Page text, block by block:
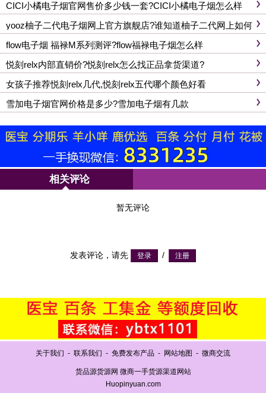
CICI小橘电子烟官网售价多少钱一套?CICI小橘电子烟怎么样
yooz柚子二代电子烟网上官方旗舰店?谁知道柚子二代网上如何
购买
flow电子烟 福禄M系列测评?flow福禄电子烟怎么样
悦刻relx内部直销价?悦刻relx怎么找正品拿货渠道?
女孩子推荐悦刻relx几代,悦刻relx五代哪个颜色好看
雪加电子烟官网价格是多少?雪加电子烟有几款
相关评论
暂无评论
发表评论，请先 /
关于我们 - 联系我们 - 免费发布产品 - 网站地图 - 微商交流
货品源货源网 微商一手货源渠道网站
Huopinyuan.com